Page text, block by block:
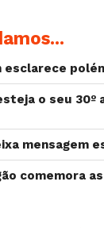
possível a
fotos:
esclarece
o seu 30º
mensagem
comemora